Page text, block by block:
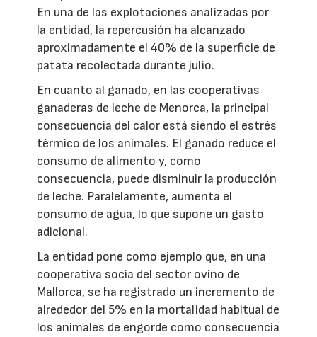
En una de las explotaciones analizadas por
la entidad, la repercusión ha alcanzado
aproximadamente el 40% de la superficie de
patata recolectada durante julio.
En cuanto al ganado, en las cooperativas
ganaderas de leche de Menorca, la principal
consecuencia del calor está siendo el estrés
térmico de los animales. El ganado reduce el
consumo de alimento y, como
consecuencia, puede disminuir la producción
de leche. Paralelamente, aumenta el
consumo de agua, lo que supone un gasto
adicional.
La entidad pone como ejemplo que, en una
cooperativa socia del sector ovino de
Mallorca, se ha registrado un incremento de
alrededor del 5% en la mortalidad habitual de
los animales de engorde como consecuencia